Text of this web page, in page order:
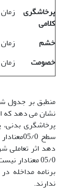
پرخاشگری
کلامی
زمان
خشم زمان
خصومت
زمان
نشان می دهد که
پرخاشگری
سطح 05/
دهد اثر تعاملی
05/0
برنامه مداخله
ندارند.